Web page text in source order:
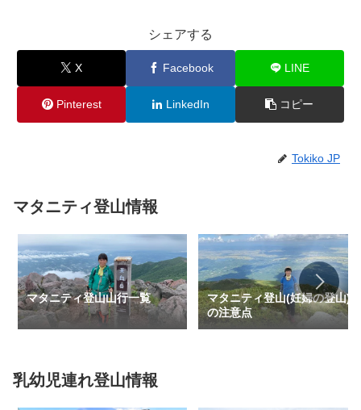
シェアする
X Facebook LINE
Pinterest LinkedIn コピー
Tokiko JP
マタニティ登山情報
マタニティ登山山行一覧
マタニティ登山(妊婦の登山)
の注意点
乳幼児連れ登山情報